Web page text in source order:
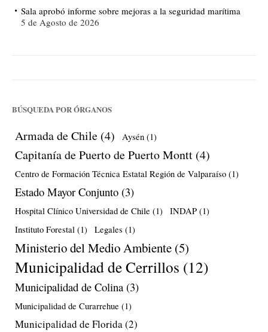
Sala aprobó informe sobre mejoras a la seguridad marítima
5 de Agosto de 2026
BÚSQUEDA POR ÓRGANOS
Armada de Chile (4) Aysén (1)
Capitanía de Puerto de Puerto Montt (4)
Centro de Formación Técnica Estatal Región de Valparaíso (1)
Estado Mayor Conjunto (3)
Hospital Clínico Universidad de Chile (1) INDAP (1)
Instituto Forestal (1) Legales (1)
Ministerio del Medio Ambiente (5)
Municipalidad de Cerrillos (12)
Municipalidad de Colina (3)
Municipalidad de Curarrehue (1)
Municipalidad de Florida(2)